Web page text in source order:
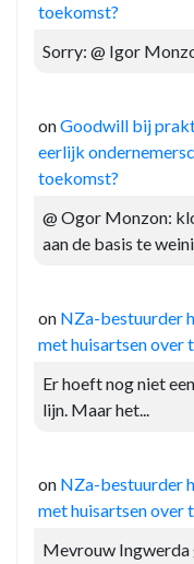
toekomst?
Sorry: @ Igor
onGoodwill bij
eerlijk
toekomst?
@ Ogor Monzon:
aan de basis te
on NZa-bestuurder
met huisartsen over
Er hoeft nog niet
lijn. Maar het...
on NZa-bestuurder
met huisartsen over
Mevrouw Ingwerda